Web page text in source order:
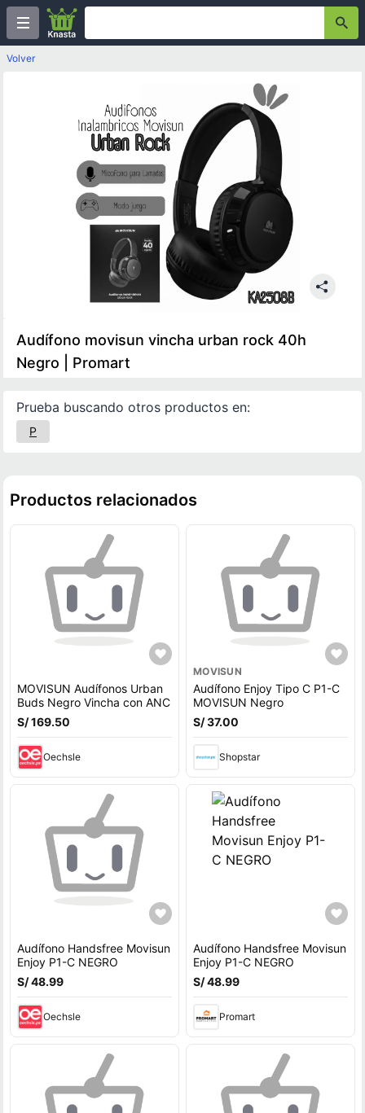
Volver
Audífono movisun vincha urban rock 40h
Negro | Promart
Prueba buscando otros productos en:
P
Productos relacionados
MOVISUN Audífonos Urban
Buds Negro Vincha con ANC
S/ 169.50
Oechsle
MOVISUN
Audífono Enjoy Tipo C P1-C
MOVISUN Negro
S/ 37.00
Shopstar
Audífono Handsfree Movisun
Enjoy P1-C NEGRO
S/ 48.99
Oechsle
Audífono Handsfree Movisun
Enjoy P1-C NEGRO
S/ 48.99
Promart